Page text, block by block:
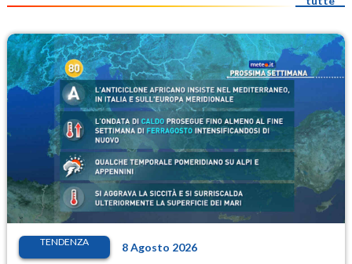
TENDENZA 8 Agosto 2026